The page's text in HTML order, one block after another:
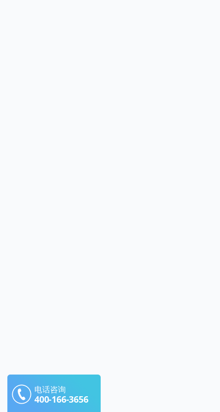
电话咨询
400-166-3656